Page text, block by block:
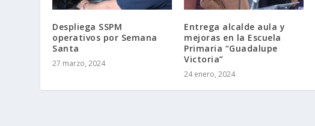
Despliega SSPM
operativos por Semana
Santa
27 marzo, 2024
Entrega alcalde aula y
mejoras en la Escuela
Primaria “Guadalupe
Victoria”
24 enero, 2024